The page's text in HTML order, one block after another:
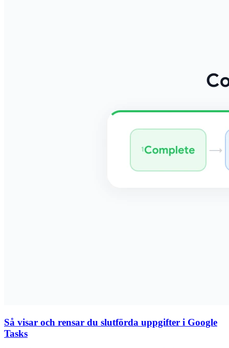
Så visar och rensar du slutförda uppgifter i Google
Tasks